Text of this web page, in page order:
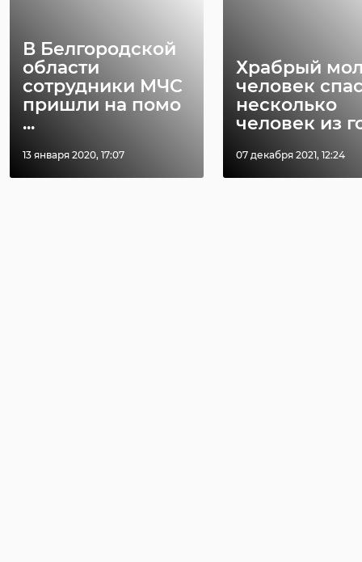
В Белгородской
области
сотрудники МЧС
пришли на помо
...
13 января 2020, 17:07
Храбрый
человек
несколько
человек из
07 декабря 2021, 12:24